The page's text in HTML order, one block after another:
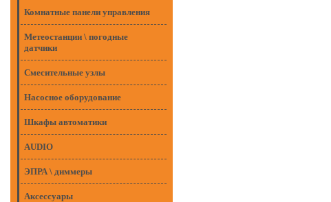
Комнатные панели управления
Метеостанции \ погодные
датчики
Смесительные узлы
Насосное оборудование
Шкафы автоматики
AUDIO
ЭПРА \ диммеры
Аксессуары